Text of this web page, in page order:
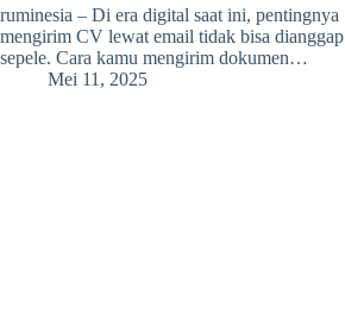
ruminesia – Di era digital saat ini, pentingnya
mengirim CV lewat email tidak bisa dianggap
sepele. Cara kamu mengirim dokumen…
Mei 11, 2025